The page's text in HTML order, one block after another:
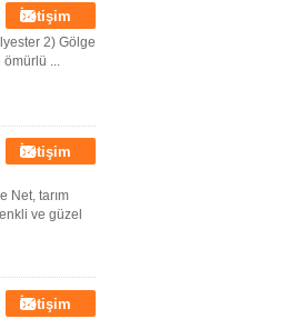
İletişim
2) Gölge
ömürlü ...
İletişim
Net, tarım
ve güzel
İletişim